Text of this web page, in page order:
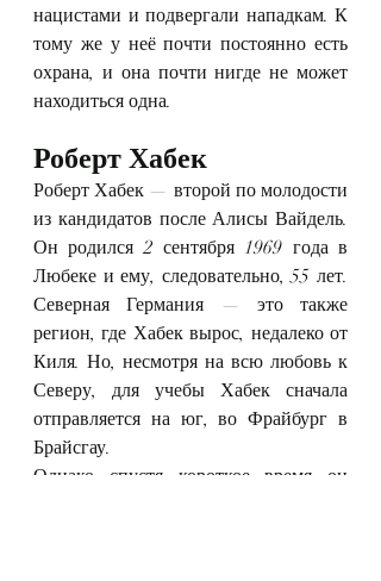
нацистами и подвергали нападкам. К
тому же у неё почти постоянно есть
охрана, и она почти нигде не может
находиться одна.
Роберт Хабек
Роберт Хабек — второй по молодости
из кандидатов после Алисы Вайдель.
Он родился 2 сентября 1969 года в
Любеке и ему, следовательно, 55 лет.
Северная Германия — это также
регион, где Хабек вырос, недалеко от
Киля. Но, несмотря на всю любовь к
Северу, для учебы Хабек сначала
отправляется на юг, во Фрайбург в
Брайсгау.
Однако спустя короткое время он